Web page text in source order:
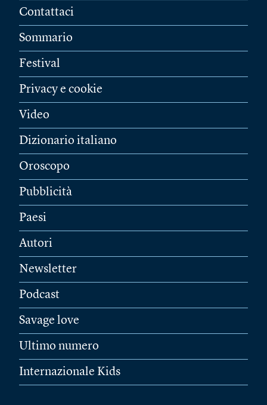
Contattaci
Sommario
Festival
Privacy e cookie
Video
Dizionario italiano
Oroscopo
Pubblicità
Paesi
Autori
Newsletter
Podcast
Savage love
Ultimo numero
Internazionale Kids